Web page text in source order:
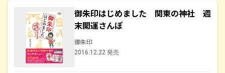
御朱印はじめました 関東の神社 週
末開運さんぽ
御朱印
2016.12.22 発売